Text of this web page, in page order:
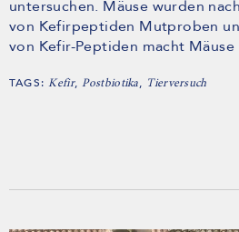
untersuchen. Mäuse wurden
von Kefirpeptiden Mutproben
von Kefir-Peptiden macht
TAGS:Kefir,Postbiotika, Tierversuch